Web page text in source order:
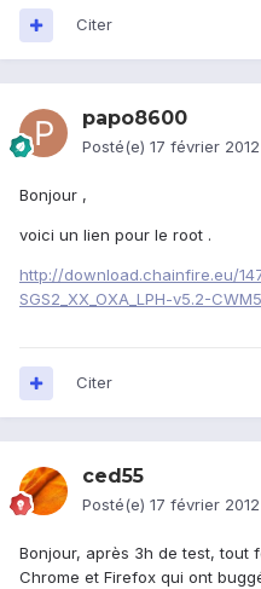
Citer
papo8600
Posté(e) 17 février 2012
Bonjour ,
voici un lien pour le root .
http://download.chainfire.eu/
SGS2_XX_OXA_LPH-v5.2-
Citer
ced55
Posté(e) 17 février 2012
Bonjour, après 3h de test, tout
Chrome et Firefox qui ont